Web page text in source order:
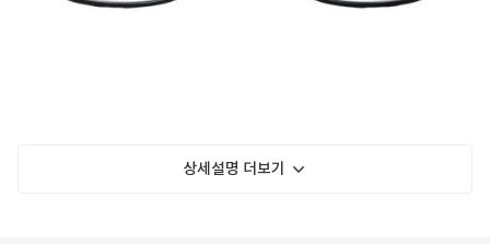
상세설명 더보기